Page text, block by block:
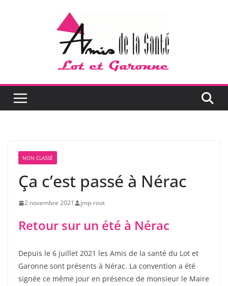
NON CLASSÉ
Ça c’est passé à Nérac
2 novembre 2021 jmp-root
Retour sur un été à Nérac
Depuis le 6 juillet 2021 les Amis de la santé du Lot et
Garonne sont présents à Nérac. La convention a été
signée ce même jour en présence de monsieur le Maire